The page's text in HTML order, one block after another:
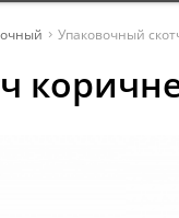
Упаковочный